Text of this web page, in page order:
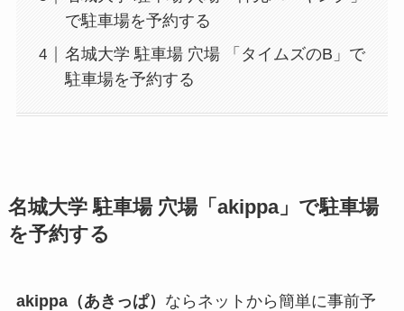
で駐車場を予約する
名城大学 駐車場 穴場 「タイムズのB」で
駐車場を予約する
名城大学駐車場 穴場「akippa」で駐車場
を予約する
akippa（あきっぱ） ならネットから簡単に事前予